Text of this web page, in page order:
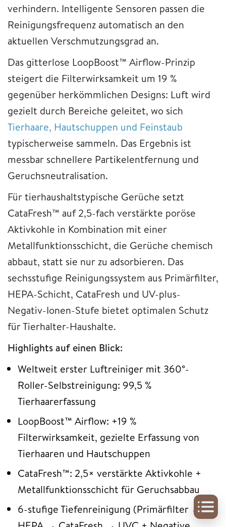
verhindern. Intelligente Sensoren passen die
Reinigungsfrequenz automatisch an den
aktuellen Verschmutzungsgrad an.
Das gitterlose LoopBoost™ Airflow-Prinzip
steigert die Filterwirksamkeit um 19 %
gegenüber herkömmlichen Designs: Luft wird
gezielt durch Bereiche geleitet, wo sich
Tierhaare, Hautschuppen und Feinstaub
typischerweise sammeln. Das Ergebnis ist
messbar schnellere Partikelentfernung und
Geruchsneutralisation.
Für tierhaushaltstypische Gerüche setzt
CataFresh™ auf 2,5-fach verstärkte poröse
Aktivkohle in Kombination mit einer
Metallfunktionsschicht, die Gerüche chemisch
abbaut, statt sie nur zu adsorbieren. Das
sechsstufige Reinigungssystem aus Primärfilter,
HEPA-Schicht, CataFresh und UV-plus-
Negativ-Ionen-Stufe bietet optimalen Schutz
für Tierhalter-Haushalte.
Highlights auf einen Blick:
Weltweit erster Luftreiniger mit 360°-
Roller-Selbstreinigung: 99,5 %
Tierhaarerfassung
LoopBoost™ Airflow: +19 %
Filterwirksamkeit, gezielte Erfassung von
Tierhaaren und Hautschuppen
CataFresh™: 2,5× verstärkte Aktivkohle +
Metallfunktionsschicht für Geruchsabbau
6-stufige Tiefenreinigung (Primärfilter →